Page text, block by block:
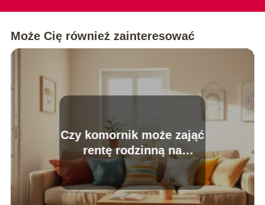
Może Cię również zainteresować
Czy komornik może zająć
rentę rodzinną na
dziecko? Wyjaśniamy